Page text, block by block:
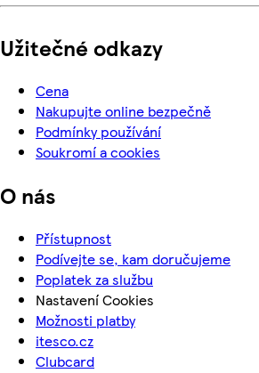
Užitečné odkazy
Cena
Nakupujte online bezpečně
Podmínky používání
Soukromí a cookies
O nás
Přístupnost
Podívejte se, kam doručujeme
Poplatek za službu
Nastavení Cookies
Možnosti platby
itesco.cz
Clubcard